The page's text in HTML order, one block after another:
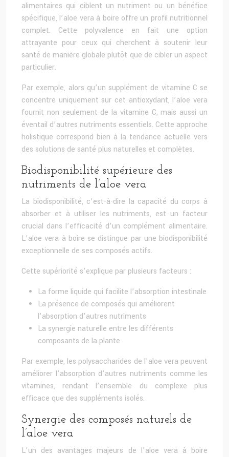
alimentaires qui ciblent un nutriment ou un bénéfice
spécifique, l’aloe vera à boire offre un profil nutritionnel
complet. Cette polyvalence en fait une option
attrayante pour ceux qui cherchent à soutenir leur
santé de manière globale plutôt que de cibler un aspect
particulier.
Par exemple, alors qu’un supplément de vitamine C se
concentre uniquement sur cet antioxydant, l’aloe vera
fournit non seulement de la vitamine C, mais aussi un
éventail d’autres nutriments essentiels. Cette approche
holistique correspond bien à la tendance actuelle vers
des solutions de santé plus naturelles et complètes.
Biodisponibilité supérieure des
nutriments de l’aloe vera
La biodisponibilité, c’est-à-dire la capacité du corps à
absorber et à utiliser les nutriments, est un facteur
crucial dans l’efficacité d’un complément alimentaire.
L’aloe vera à boire se distingue par une biodisponibilité
exceptionnelle de ses composés actifs.
Cette supériorité s’explique par plusieurs facteurs :
La forme liquide qui facilite l’absorption intestinale
La présence de composés qui améliorent
l’absorption d’autres nutriments
La synergie naturelle entre les différents
composants de la plante
Par exemple, les polysaccharides de l’aloe vera peuvent
améliorer l’absorption d’autres nutriments comme les
vitamines, rendant l’ensemble du complexe plus
efficace que des suppléments isolés.
Synergie des composés naturels de
l’aloe vera
L’un des avantages majeurs de l’aloe vera à boire